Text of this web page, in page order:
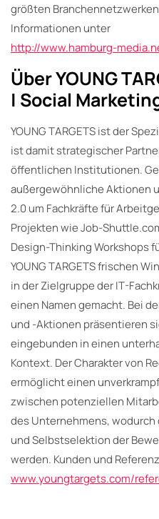
größten
Informationen unter
http://www.hamburg-
Über YOUNG
| Social
YOUNG TARGETS ist der
ist damit strategischer
öffentlichen Institutionen.
außergewöhnliche Aktionen
2.0 um Fachkräfte für
Projekten wie Job-
Design-Thinking Workshops
YOUNG TARGETS frischen
in der Zielgruppe der IT-
einen Namen gemacht. Bei
und -Aktionen präsentieren
eingebunden in einen
Kontext. Der Charakter von
ermöglicht einen
zwischen potenziellen
des Unternehmens, wodurch
und Selbstselektion der
werden. Kunden und
www.youngtargets.com/